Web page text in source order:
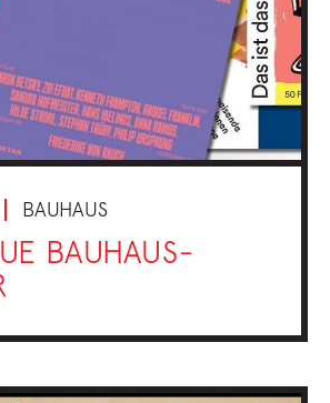
BAUHAUS
BAUHAUS-